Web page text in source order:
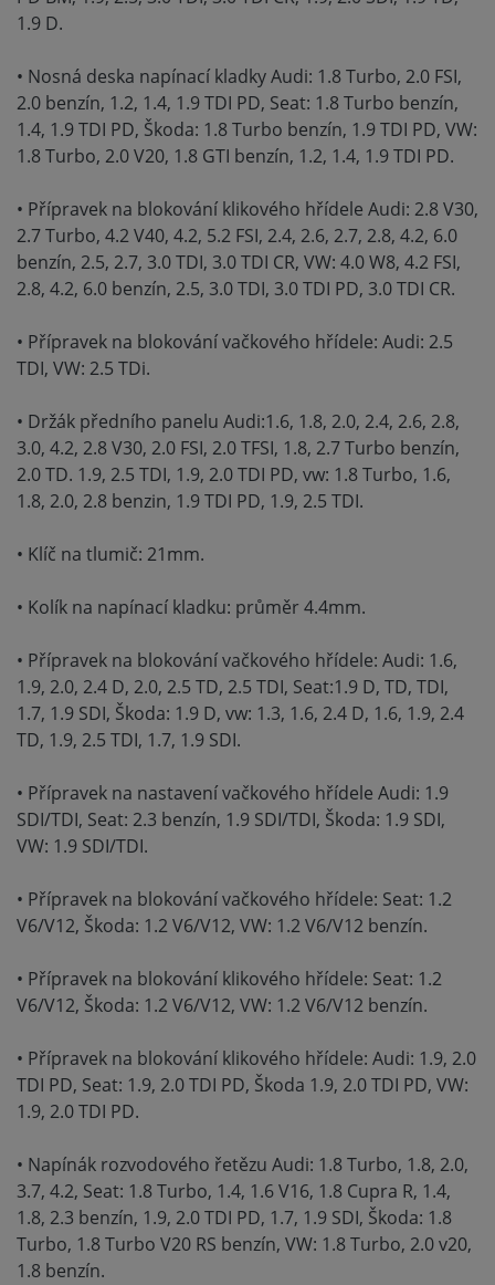
1.9 D.
• Nosná deska napínací kladky Audi: 1.8 Turbo, 2.0 FSI,
2.0 benzín, 1.2, 1.4, 1.9 TDI PD, Seat: 1.8 Turbo benzín,
1.4, 1.9 TDI PD, Škoda: 1.8 Turbo benzín, 1.9 TDI PD, VW:
1.8 Turbo, 2.0 V20, 1.8 GTI benzín, 1.2, 1.4, 1.9 TDI PD.
• Přípravek na blokování klikového hřídele Audi: 2.8 V30,
2.7 Turbo, 4.2 V40, 4.2, 5.2 FSI, 2.4, 2.6, 2.7, 2.8, 4.2, 6.0
benzín, 2.5, 2.7, 3.0 TDI, 3.0 TDI CR, VW: 4.0 W8, 4.2 FSI,
2.8, 4.2, 6.0 benzín, 2.5, 3.0 TDI, 3.0 TDI PD, 3.0 TDI CR.
• Přípravek na blokování vačkového hřídele: Audi: 2.5
TDI, VW: 2.5 TDi.
• Držák předního panelu Audi:1.6, 1.8, 2.0, 2.4, 2.6, 2.8,
3.0, 4.2, 2.8 V30, 2.0 FSI, 2.0 TFSI, 1.8, 2.7 Turbo benzín,
2.0 TD. 1.9, 2.5 TDI, 1.9, 2.0 TDI PD, vw: 1.8 Turbo, 1.6,
1.8, 2.0, 2.8 benzin, 1.9 TDI PD, 1.9, 2.5 TDI.
• Klíč na tlumič: 21mm.
• Kolík na napínací kladku: průměr 4.4mm.
• Přípravek na blokování vačkového hřídele: Audi: 1.6,
1.9, 2.0, 2.4 D, 2.0, 2.5 TD, 2.5 TDI, Seat:1.9 D, TD, TDI,
1.7, 1.9 SDI, Škoda: 1.9 D, vw: 1.3, 1.6, 2.4 D, 1.6, 1.9, 2.4
TD, 1.9, 2.5 TDI, 1.7, 1.9 SDI.
• Přípravek na nastavení vačkového hřídele Audi: 1.9
SDI/TDI, Seat: 2.3 benzín, 1.9 SDI/TDI, Škoda: 1.9 SDI,
VW: 1.9 SDI/TDI.
• Přípravek na blokování vačkového hřídele: Seat: 1.2
V6/V12, Škoda: 1.2 V6/V12, VW: 1.2 V6/V12 benzín.
• Přípravek na blokování klikového hřídele: Seat: 1.2
V6/V12, Škoda: 1.2 V6/V12, VW: 1.2 V6/V12 benzín.
• Přípravek na blokování klikového hřídele: Audi: 1.9, 2.0
TDI PD, Seat: 1.9, 2.0 TDI PD, Škoda 1.9, 2.0 TDI PD, VW:
1.9, 2.0 TDI PD.
• Napínák rozvodového řetězu Audi: 1.8 Turbo, 1.8, 2.0,
3.7, 4.2, Seat: 1.8 Turbo, 1.4, 1.6 V16, 1.8 Cupra R, 1.4,
1.8, 2.3 benzín, 1.9, 2.0 TDI PD, 1.7, 1.9 SDI, Škoda: 1.8
Turbo, 1.8 Turbo V20 RS benzín, VW: 1.8 Turbo, 2.0 v20,
1.8 benzín.